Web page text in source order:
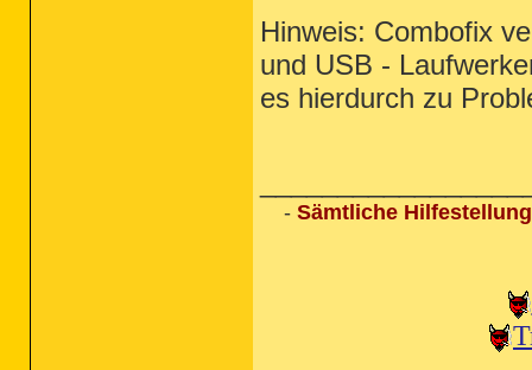
Hinweis: Combofix
und USB -
es hierdurch zu
- Sämtliche